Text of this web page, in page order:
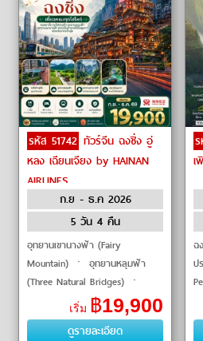
รหัส 51742 ทัวร์จีน ฉงชิ่ง อู่
หลง เฉียนเจียง by HAINAN
AIRLINES
ก.ย - ธ.ค 2026
5 วัน 4 คืน
อุทยานเขานางฟ้า (Fairy
Mountain) ㆍ อุทยานหลุมฟ้า
(Three Natural Bridges) ㆍ
สะพานธรรมชาติสามแห่ง (Three
Natural Bridges Scenic Area)
ㆍ ลำธารใต้ดินผูฮวา (Puhua
เริ่ม ฿19,900
ดูรายละเอียด
เ
ฉ
ป